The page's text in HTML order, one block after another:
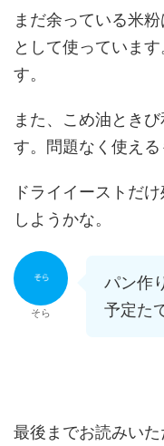
まだ余っている米
として使っていま
す。
また、こめ油とき
す。問題なく使える
ドライイーストだ
しようかな。
そら
パン作
予定た
最後までお読みいた